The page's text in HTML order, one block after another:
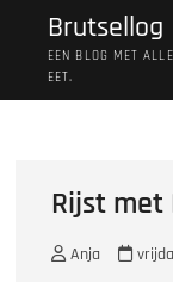
Brutsellog
EEN BLOG MET
EET.
Rijst met
Anja